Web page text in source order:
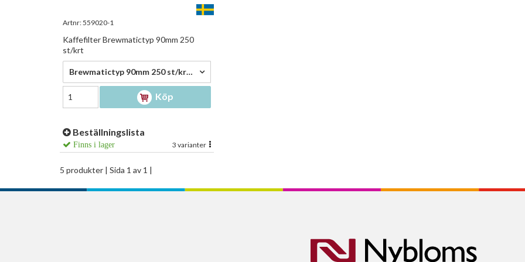
Artnr:559020-1
Kaffefilter Brewmatictyp 90mm 250
st/krt
61,50 kr/fp Brewmatictyp 90mm 250 st/krt - 61,50 kr/fp
Köp
Beställningslista
Finns i lager 3 varianter
5 produkter | Sida 1 av 1 |